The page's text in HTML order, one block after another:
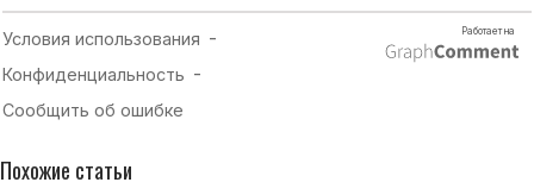
Похожие статьи